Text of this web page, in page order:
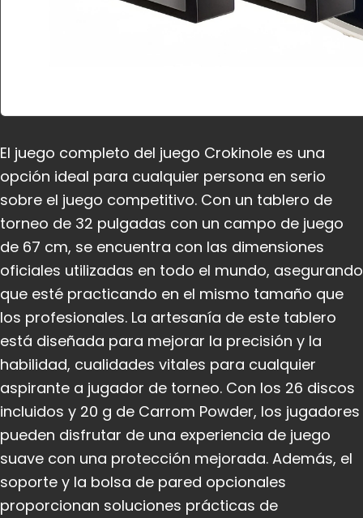
El juego completo del juego Crokinole es una
opción ideal para cualquier persona en serio
sobre el juego competitivo. Con un tablero de
torneo de 32 pulgadas con un campo de juego
de 67 cm, se encuentra con las dimensiones
oficiales utilizadas en todo el mundo, asegurando
que esté practicando en el mismo tamaño que
los profesionales. La artesanía de este tablero
está diseñada para mejorar la precisión y la
habilidad, cualidades vitales para cualquier
aspirante a jugador de torneo. Con los 26 discos
incluidos y 20 g de Carrom Powder, los jugadores
pueden disfrutar de una experiencia de juego
suave con una protección mejorada. Además, el
soporte y la bolsa de pared opcionales
proporcionan soluciones prácticas de